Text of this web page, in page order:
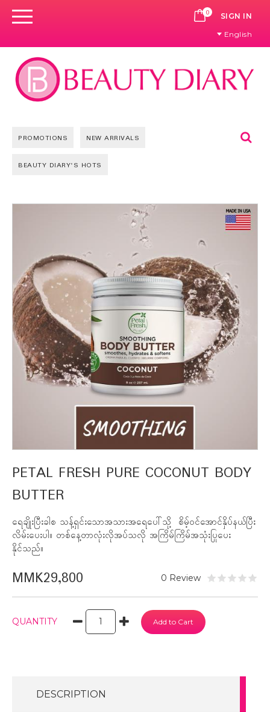
0 CART
SIGN IN
English
PROMOTIONS NEW ARRIVALS
BEAUTY DIARY'S HOTS
PETAL FRESH PURE COCONUT BODY
BUTTER
ရေချိုးပြီးခါစ သန့်ရှင်းသောအသားအရေပေါ်သို့ စိမ့်ဝင်အောင်နှိပ်နယ်ပြီး
လိမ်းပေးပါ။ တစ်နေ့တာလုံးလိုအပ်သလို အကြိမ်ကြိမ်အသုံးပြုပေး
နိုင်သည်။
MMK29,800 0 Review
QUANTITY
DESCRIPTION